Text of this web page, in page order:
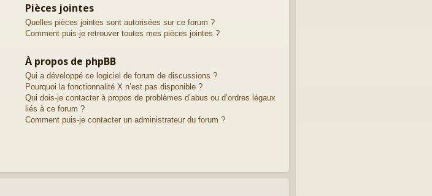
Pièces jointes
Quelles pièces jointes sont autorisées sur ce forum ?
Comment puis-je retrouver toutes mes pièces jointes ?
À propos de phpBB
Qui a développé ce logiciel de forum de discussions ?
Pourquoi la fonctionnalité X n’est pas disponible ?
Qui dois-je contacter à propos de problèmes d’abus ou d’ordres légaux
liés à ce forum ?
Comment puis-je contacter un administrateur du forum ?